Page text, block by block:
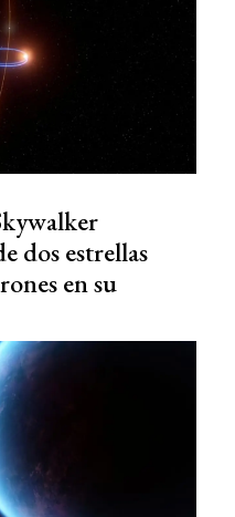
dos estrellas
en su